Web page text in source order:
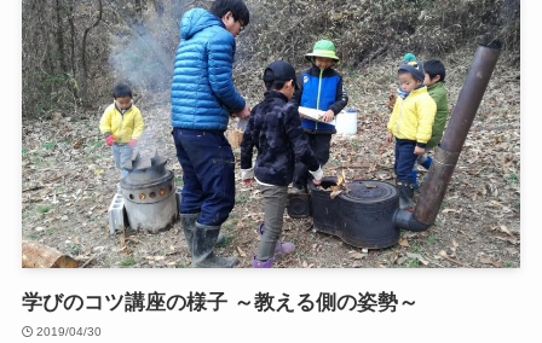
学びのコツ講座の様子 ～教える側の姿勢～
2019/04/30